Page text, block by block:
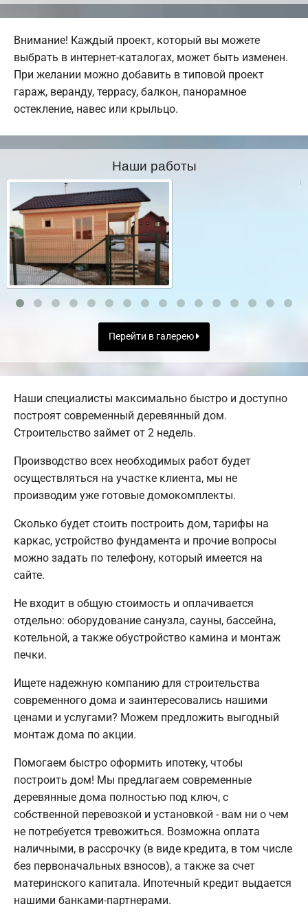
Внимание! Каждый проект, который вы можете
выбрать в интернет-каталогах, может быть изменен.
При желании можно добавить в типовой проект
гараж, веранду, террасу, балкон, панорамное
остекление, навес или крыльцо.
Наши работы
Перейти в галерею
Наши специалисты максимально быстро и доступно
построят современный деревянный дом.
Строительство займет от 2 недель.
Производство всех необходимых работ будет
осуществляться на участке клиента, мы не
производим уже готовые домокомплекты.
Сколько будет стоить построить дом, тарифы на
каркас, устройство фундамента и прочие вопросы
можно задать по телефону, который имеется на
сайте.
Не входит в общую стоимость и оплачивается
отдельно: оборудование санузла, сауны, бассейна,
котельной, а также обустройство камина и монтаж
печки.
Ищете надежную компанию для строительства
современного дома и заинтересовались нашими
ценами и услугами? Можем предложить выгодный
монтаж дома по акции.
Помогаем быстро оформить ипотеку, чтобы
построить дом! Мы предлагаем современные
деревянные дома полностью под ключ, с
собственной перевозкой и установкой - вам ни о чем
не потребуется тревожиться. Возможна оплата
наличными, в рассрочку (в виде кредита, в том числе
без первоначальных взносов), а также за счет
материнского капитала. Ипотечный кредит выдается
нашими банками-партнерами.